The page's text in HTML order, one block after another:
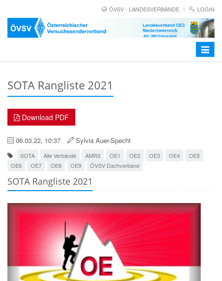
ÖVSV - LANDESVERBÄNDE LOGIN
Toggle
SOTA Rangliste 2021
Download PDF
06.03.22, 10:37 Sylvia Auer-Specht
SOTA Alle Verbände AMRS OE1 OE2 OE3 OE4
OE5
OE6
OE7 OE8 OE9 ÖVSV Dachverband
SOTA Rangliste 2021